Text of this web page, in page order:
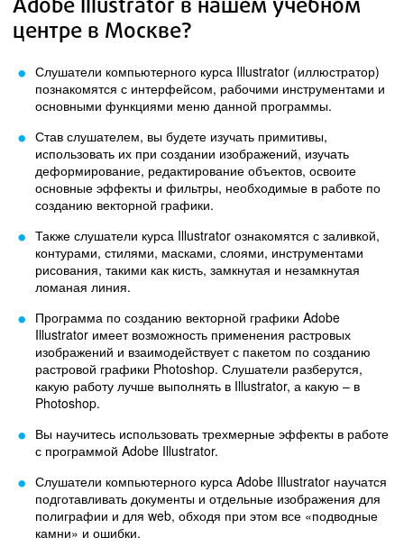
Adobe Illustrator в нашем учебном
центре в Москве?
Слушатели компьютерного курса Illustrator (иллюстратор)
познакомятся с интерфейсом, рабочими инструментами и
основными функциями меню данной программы.
Став слушателем, вы будете изучать примитивы,
использовать их при создании изображений, изучать
деформирование, редактирование объектов, освоите
основные эффекты и фильтры, необходимые в работе по
созданию векторной графики.
Также слушатели курса Illustrator ознакомятся с заливкой,
контурами, стилями, масками, слоями, инструментами
рисования, такими как кисть, замкнутая и незамкнутая
ломаная линия.
Программа по созданию векторной графики Adobe
Illustrator имеет возможность применения растровых
изображений и взаимодействует с пакетом по созданию
растровой графики Photoshop. Слушатели разберутся,
какую работу лучше выполнять в Illustrator, а какую – в
Photoshop.
Вы научитесь использовать трехмерные эффекты в работе
с программой Adobe Illustrator.
Слушатели компьютерного курса Adobe Illustrator научатся
подготавливать документы и отдельные изображения для
полиграфии и для web, обходя при этом все «подводные
камни» и ошибки.